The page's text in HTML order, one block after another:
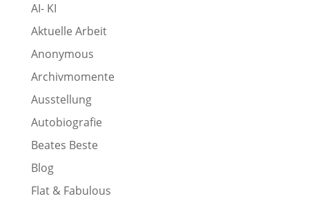
AI- KI
Aktuelle Arbeit
Anonymous
Archivmomente
Ausstellung
Autobiografie
Beates Beste
Blog
Flat & Fabulous